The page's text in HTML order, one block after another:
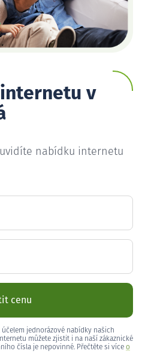
v
nabídku internetu
cenu
jednorázové nabídky našich
můžete zjistit i na naší zákaznické
čísla je nepovinné. Přečtěte si více o